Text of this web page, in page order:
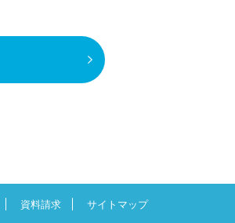
資料請求 サイトマップ